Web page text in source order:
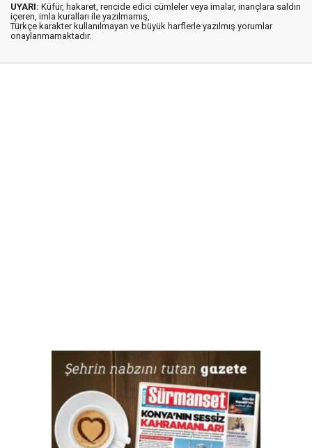
UYARI: Küfür, hakaret, rencide edici cümleler veya imalar, inançlara saldırı
içeren, imla kuralları ile yazılmamış,
Türkçe karakter kullanılmayan ve büyük harflerle yazılmış yorumlar
onaylanmamaktadır.